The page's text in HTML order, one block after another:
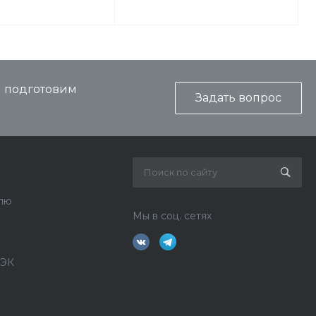
подготовим
Задать вопрос
Мы в соц. сетях